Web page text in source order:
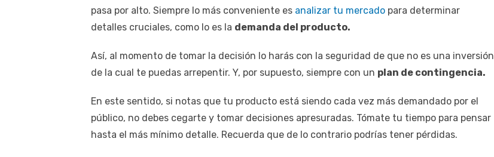
pasa por alto. Siempre lo más conveniente es analizar tu mercado para determinar
detalles cruciales, como lo es la demanda del producto.
Así, al momento de tomar la decisión lo harás con la seguridad de que no es una inversión
de la cual te puedas arrepentir. Y, por supuesto, siempre con un plan de contingencia.
En este sentido, si notas que tu producto está siendo cada vez más demandado por el
público, no debes cegarte y tomar decisiones apresuradas. Tómate tu tiempo para pensar
hasta el más mínimo detalle. Recuerda que de lo contrario podrías tener pérdidas.